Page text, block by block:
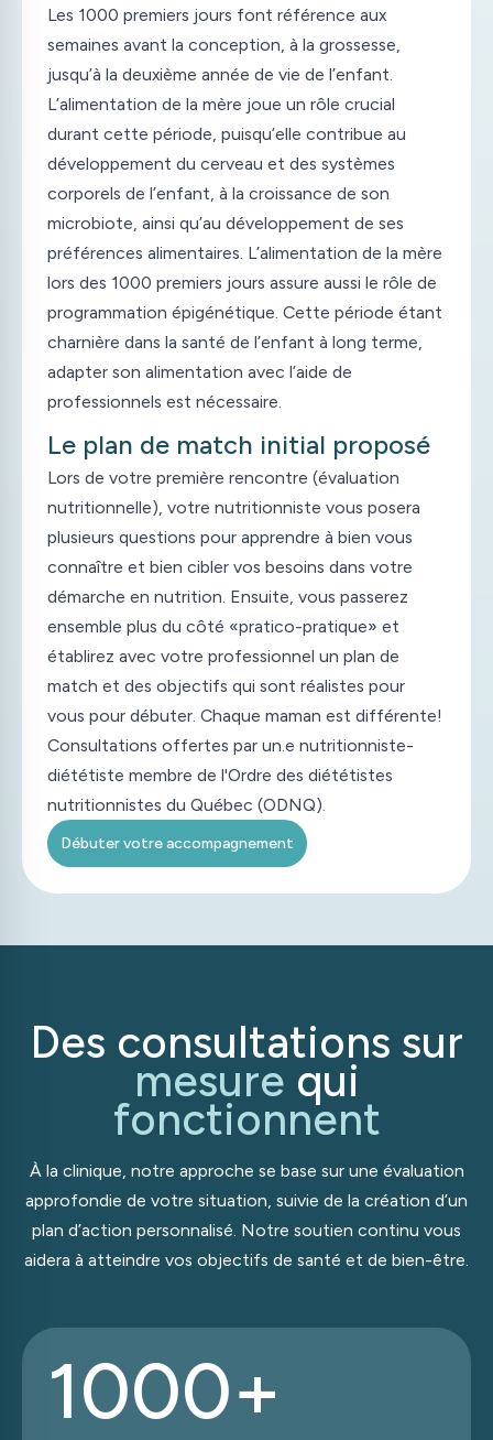
Les 1000 premiers jours font référence aux
semaines avant la conception, à la grossesse,
jusqu’à la deuxième année de vie de l’enfant.
L’alimentation de la mère joue un rôle crucial
durant cette période, puisqu’elle contribue au
développement du cerveau et des systèmes
corporels de l’enfant, à la croissance de son
microbiote, ainsi qu’au développement de ses
préférences alimentaires. L’alimentation de la mère
lors des 1000 premiers jours assure aussi le rôle de
programmation épigénétique. Cette période étant
charnière dans la santé de l’enfant à long terme,
adapter son alimentation avec l’aide de
professionnels est nécessaire.
Le plan de match initial proposé
Lors de votre première rencontre (évaluation
nutritionnelle), votre nutritionniste vous posera
plusieurs questions pour apprendre à bien vous
connaître et bien cibler vos besoins dans votre
démarche en nutrition. Ensuite, vous passerez
ensemble plus du côté «pratico-pratique» et
établirez avec votre professionnel un plan de
match et des objectifs qui sont réalistes pour
vous pour débuter. Chaque maman est différente!
Consultations offertes par un.e nutritionniste-
diététiste membre de l'Ordre des diététistes
nutritionnistes du Québec (ODNQ).
Débuter votre accompagnement
Des consultations sur
mesure qui
fonctionnent
À la clinique, notre approche se base sur une évaluation
approfondie de votre situation, suivie de la création d’un
plan d’action personnalisé. Notre soutien continu vous
aidera à atteindre vos objectifs de santé et de bien-être.
1000+